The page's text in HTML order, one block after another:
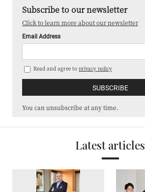
Subscribe to our newsletter
Click to learn more about our newsletter
Email Address
Read and agree to privacy policy
You can unsubscribe at any time.
Latest articles